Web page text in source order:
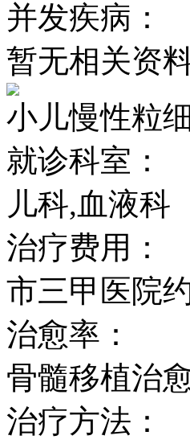
并发疾病：
暂无相关资
小儿慢性粒
就诊科室：
儿科,血液科
治疗费用：
市三甲医院
治愈率：
骨髓移植治
治疗方法：